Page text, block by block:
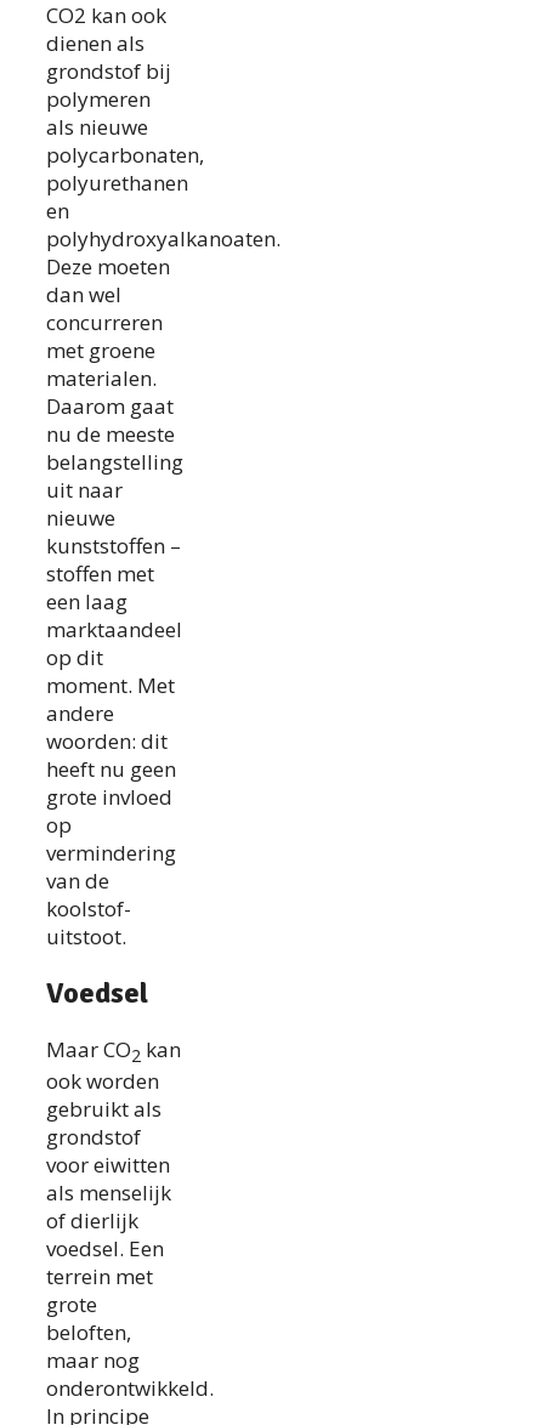
CO2 kan ook
dienen als
grondstof bij
polymeren
als nieuwe
polycarbonaten,
polyurethanen
en
polyhydroxyalkanoaten.
Deze moeten
dan wel
concurreren
met groene
materialen.
Daarom gaat
nu de meeste
belangstelling
uit naar
nieuwe
kunststoffen –
stoffen met
een laag
marktaandeel
op dit
moment. Met
andere
woorden: dit
heeft nu geen
grote invloed
op
vermindering
van de
koolstof-
uitstoot.
Voedsel
Maar CO2 kan
ook worden
gebruikt als
grondstof
voor eiwitten
als menselijk
of dierlijk
voedsel. Een
terrein met
grote
beloften,
maar nog
onderontwikkeld.
In principe